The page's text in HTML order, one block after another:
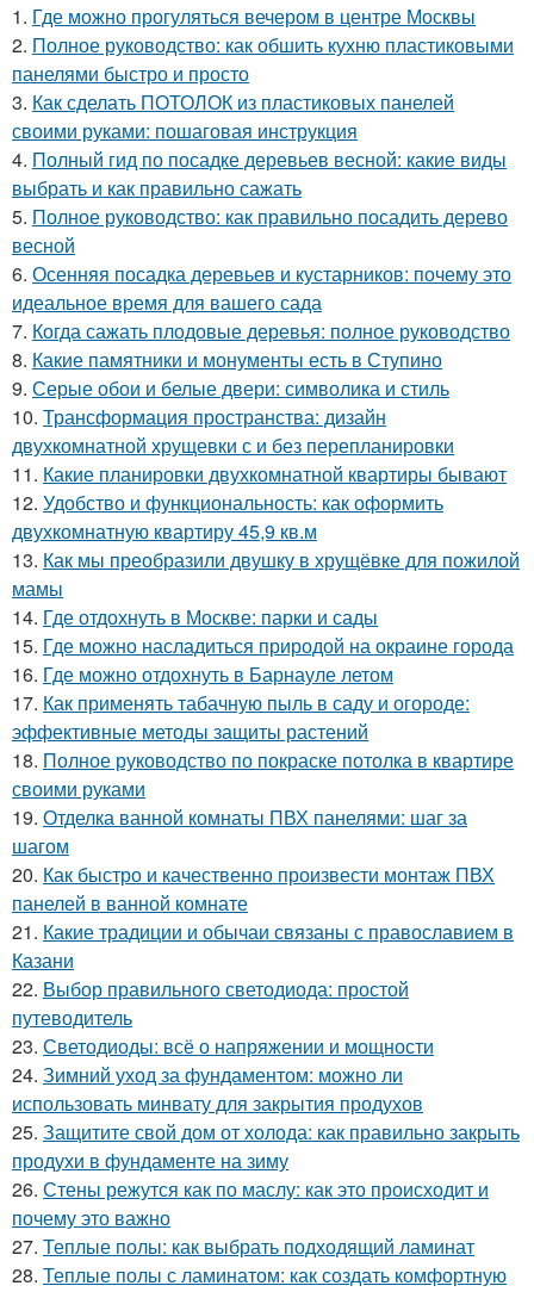
1. Где можно прогуляться вечером в центре Москвы
2. Полное руководство: как обшить кухню пластиковыми
панелями быстро и просто
3. Как сделать ПОТОЛОК из пластиковых панелей
своими руками: пошаговая инструкция
4. Полный гид по посадке деревьев весной: какие виды
выбрать и как правильно сажать
5. Полное руководство: как правильно посадить дерево
весной
6. Осенняя посадка деревьев и кустарников: почему это
идеальное время для вашего сада
7. Когда сажать плодовые деревья: полное руководство
8. Какие памятники и монументы есть в Ступино
9. Серые обои и белые двери: символика и стиль
10. Трансформация пространства: дизайн
двухкомнатной хрущевки с и без перепланировки
11. Какие планировки двухкомнатной квартиры бывают
12. Удобство и функциональность: как оформить
двухкомнатную квартиру 45,9 кв.м
13. Как мы преобразили двушку в хрущёвке для пожилой
мамы
14. Где отдохнуть в Москве: парки и сады
15. Где можно насладиться природой на окраине города
16. Где можно отдохнуть в Барнауле летом
17. Как применять табачную пыль в саду и огороде:
эффективные методы защиты растений
18. Полное руководство по покраске потолка в квартире
своими руками
19. Отделка ванной комнаты ПВХ панелями: шаг за
шагом
20. Как быстро и качественно произвести монтаж ПВХ
панелей в ванной комнате
21. Какие традиции и обычаи связаны с православием в
Казани
22. Выбор правильного светодиода: простой
путеводитель
23. Светодиоды: всё о напряжении и мощности
24. Зимний уход за фундаментом: можно ли
использовать минвату для закрытия продухов
25. Защитите свой дом от холода: как правильно закрыть
продухи в фундаменте на зиму
26. Стены режутся как по маслу: как это происходит и
почему это важно
27. Теплые полы: как выбрать подходящий ламинат
28. Теплые полы с ламинатом: как создать комфортную